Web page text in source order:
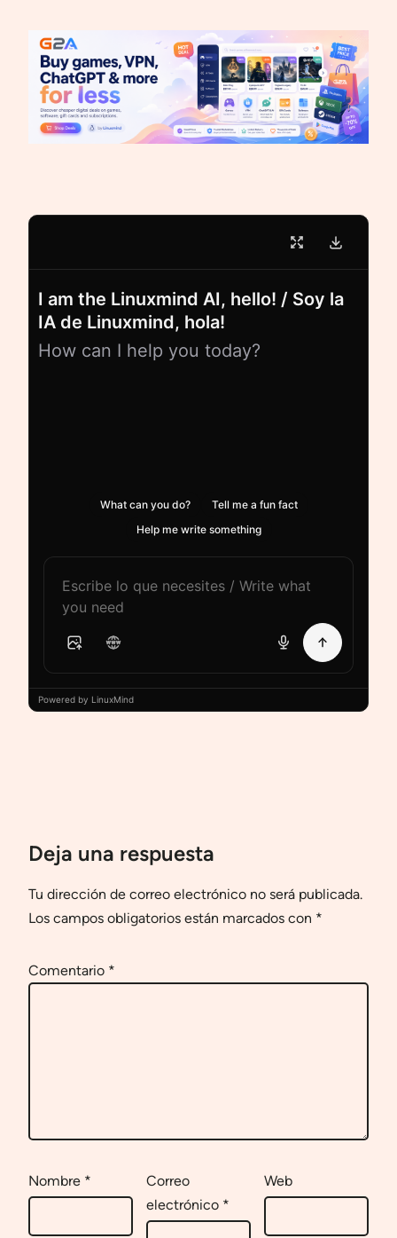
I am the Linuxmind AI, hello! / Soy la
IA de Linuxmind, hola!
How can I help you today?
What can you do?
Tell me a fun fact
Help me write something
Powered by LinuxMind
Deja una respuesta
Tu dirección de correo electrónico no será publicada.
Los campos obligatorios están marcados con *
Comentario *
Nombre *
Correo
electrónico *
Web